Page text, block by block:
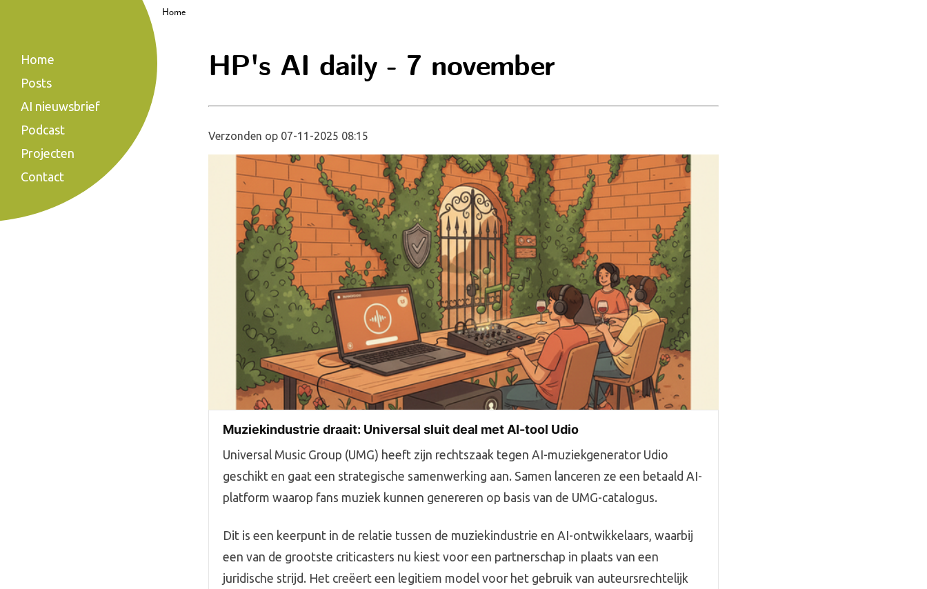
Home
Home
Posts
AI nieuwsbrief
Podcast
Projecten
Contact
HP's AI daily - 7 november
Verzonden op 07-11-2025 08:15
Muziekindustrie draait: Universal sluit deal met AI-tool Udio
Universal Music Group (UMG) heeft zijn rechtszaak tegen AI-muziekgenerator Udio
geschikt en gaat een strategische samenwerking aan. Samen lanceren ze een betaald AI-
platform waarop fans muziek kunnen genereren op basis van de UMG-catalogus.
Dit is een keerpunt in de relatie tussen de muziekindustrie en AI-ontwikkelaars, waarbij
een van de grootste criticasters nu kiest voor een partnerschap in plaats van een
juridische strijd. Het creëert een legitiem model voor het gebruik van auteursrechtelijk